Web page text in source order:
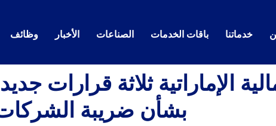
خدماتنا باقات الخدمات الصناعات الأخبار وظائف
الإماراتية ثلاثة قرارات
بشأن ضريبة